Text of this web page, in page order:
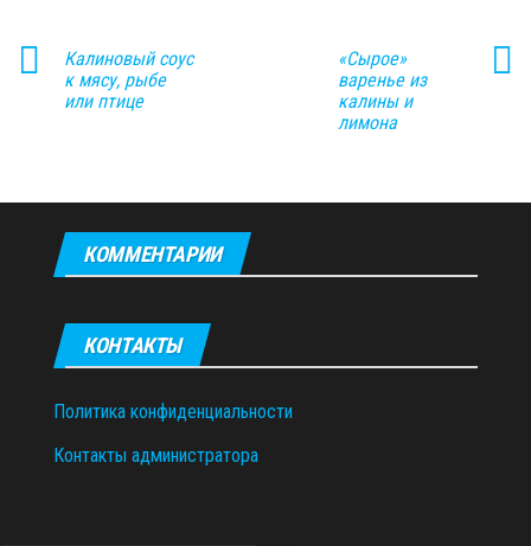
Калиновый соус
к мясу, рыбе
или птице
«Сырое»
варенье из
калины и
лимона
КОММЕНТАРИИ
КОНТАКТЫ
Политика конфиденциальности
Контакты администратора